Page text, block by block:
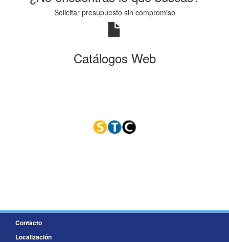
Solicitar presupuesto sin compromiso
Catálogos Web
Contacto
Localización